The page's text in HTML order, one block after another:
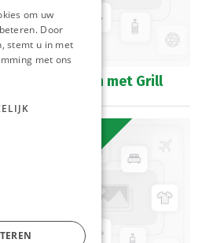
Magnetron met Grill
Bestelartikel
om uw
Door
stemt u in met
met ons